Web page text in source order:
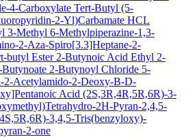
4-Carboxylate Tert-Butyl (5-
2-Yl)Carbamate HCL
3-Methyl 6-Methylpiperazine-1,3-
2-Aza-Spiro[3.3]Heptane-2-
butyl Ester 2-Butynoic Acid Ethyl 2-
2-Butynoyl Chloride 5-
2-Acetylamido-2-Deoxy-B-D-
Acid (2S,3R,4R,5R,6R)-3-
2H-Pyran-2,4,5-
3,4,5-Tris(benzyloxy)-
2-one